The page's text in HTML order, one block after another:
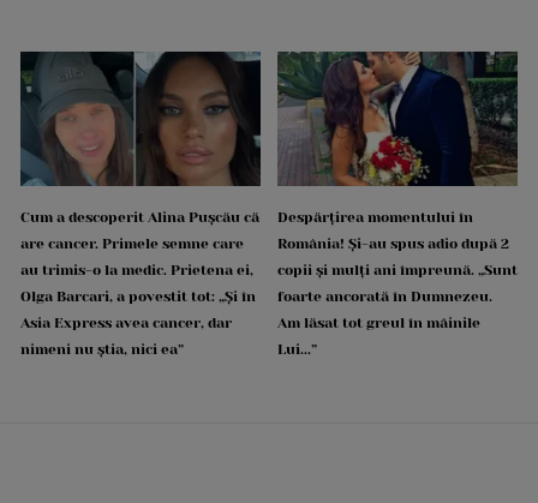
Cum a descoperit Alina Pușcău că
are cancer. Primele semne care
au trimis-o la medic. Prietena ei,
Olga Barcari, a povestit tot: „Și în
Asia Express avea cancer, dar
nimeni nu știa, nici ea”
Despărțirea momentului în
România! Și-au spus adio după 2
copii și mulți ani împreună. „Sunt
foarte ancorată în Dumnezeu.
Am lăsat tot greul în mâinile
Lui...”